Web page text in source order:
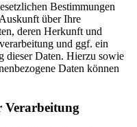
Bestimmungen
über Ihre
deren Herkunft und
und ggf. ein
dieser Daten. Hierzu sowie
Daten können
Verarbeitung